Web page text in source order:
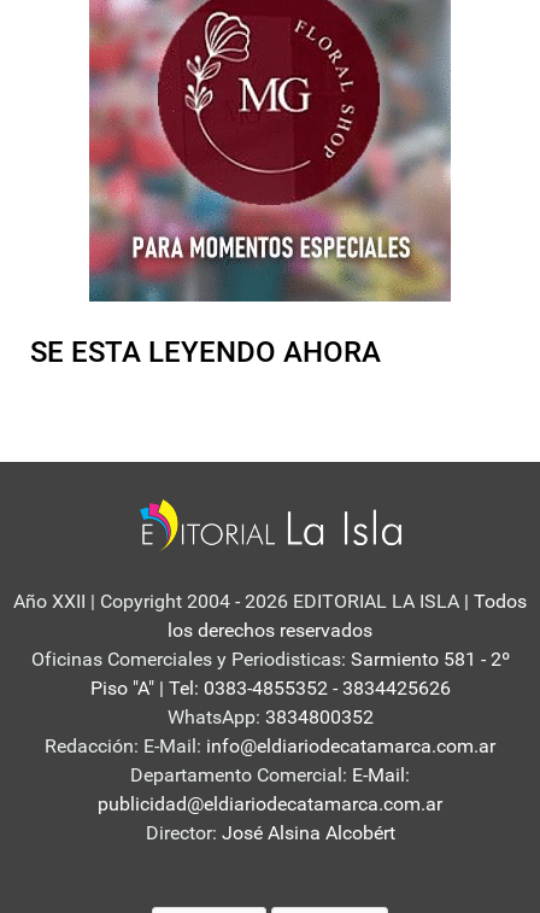
SE ESTA LEYENDO AHORA
Año XXII | Copyright 2004 - 2026 EDITORIAL LA ISLA | Todos
los derechos reservados
Oficinas Comerciales y Periodisticas: Sarmiento 581 - 2º
Piso "A" | Tel: 0383-4855352 - 3834425626
WhatsApp: 3834800352
Redacción: E-Mail: info@eldiariodecatamarca.com.ar
Departamento Comercial: E-Mail:
publicidad@eldiariodecatamarca.com.ar
Director: José Alsina Alcobért